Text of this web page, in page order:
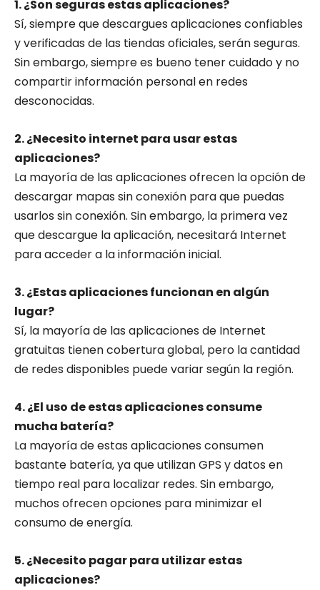
1. ¿Son seguras estas aplicaciones?
Sí, siempre que descargues aplicaciones confiables
y verificadas de las tiendas oficiales, serán seguras.
Sin embargo, siempre es bueno tener cuidado y no
compartir información personal en redes
desconocidas.
2. ¿Necesito internet para usar estas
aplicaciones?
La mayoría de las aplicaciones ofrecen la opción de
descargar mapas sin conexión para que puedas
usarlos sin conexión. Sin embargo, la primera vez
que descargue la aplicación, necesitará Internet
para acceder a la información inicial.
3. ¿Estas aplicaciones funcionan en algún
lugar?
Sí, la mayoría de las aplicaciones de Internet
gratuitas tienen cobertura global, pero la cantidad
de redes disponibles puede variar según la región.
4. ¿El uso de estas aplicaciones consume
mucha batería?
La mayoría de estas aplicaciones consumen
bastante batería, ya que utilizan GPS y datos en
tiempo real para localizar redes. Sin embargo,
muchos ofrecen opciones para minimizar el
consumo de energía.
5. ¿Necesito pagar para utilizar estas
aplicaciones?